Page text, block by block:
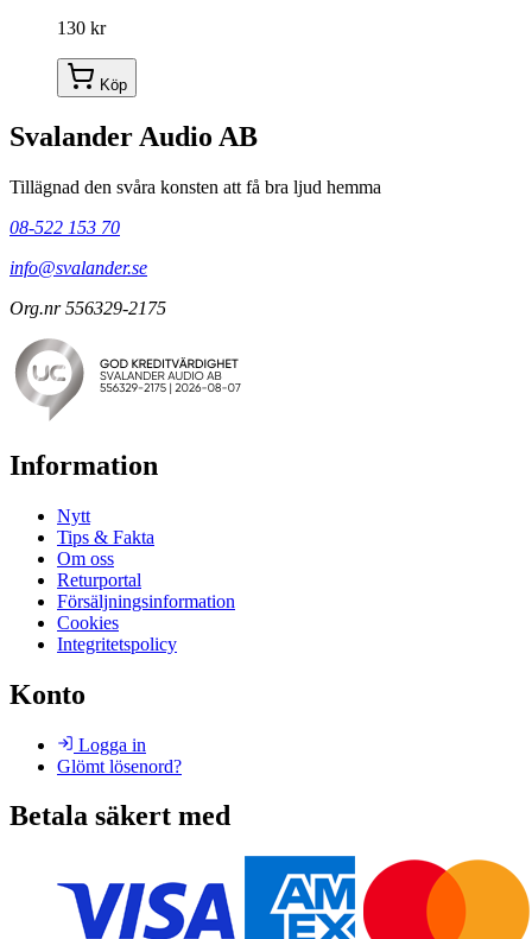
130 kr
Köp
Svalander Audio AB
Tillägnad den svåra konsten att få bra ljud hemma
08-522 153 70
info@svalander.se
Org.nr 556329-2175
Information
Nytt
Tips & Fakta
Om oss
Returportal
Försäljningsinformation
Cookies
Integritetspolicy
Konto
Logga in
Glömt lösenord?
Betala säkert med